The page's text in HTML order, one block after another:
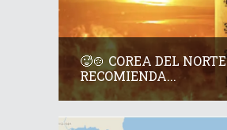
🥵🍲 COREA DEL NORTE
RECOMIENDA...